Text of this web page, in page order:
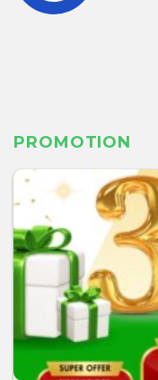
PROMOTION